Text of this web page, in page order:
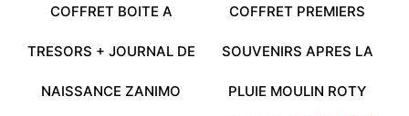
COFFRET BOITE A
TRESORS + JOURNAL DE
NAISSANCE ZANIMO
COFFRET PREMIERS
SOUVENIRS APRES LA
PLUIE MOULIN ROTY